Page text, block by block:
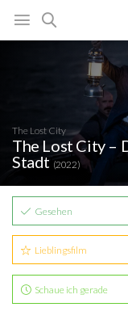
The Lost City
The Lost City –
Stadt(2022)
Gesehen
Lieblingsfilm
Schaue ich gerade